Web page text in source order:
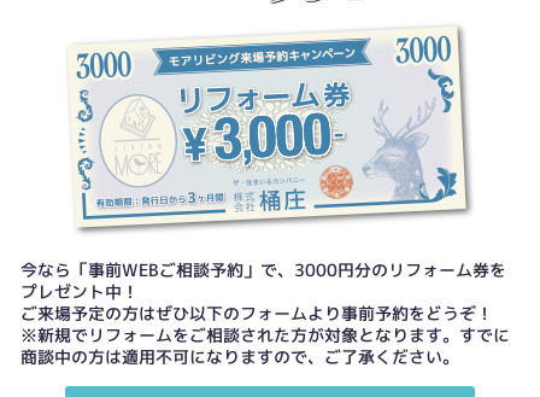
今なら「事前WEBご相談予約」で、3000円分のリフォーム券を
プレゼント中！
ご来場予定の方はぜひ以下のフォームより事前予約をどうぞ！
※新規でリフォームをご相談された方が対象となります。すでに
商談中の方は適用不可になりますので、ご了承ください。